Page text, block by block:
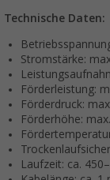
Technische Daten:
Stromstärke:
Förderleistung:
Förderdruck:
Förderhöhe:
Laufzeit: ca.